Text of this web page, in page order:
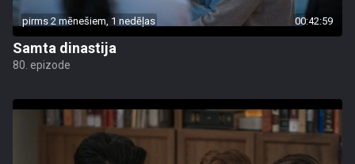
pirms 2 mēnešiem, 1 nedēļas 00:42:59
Samta dinastija
80. epizode